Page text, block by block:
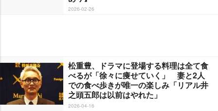
2026-02-26
松重豊、ドラマに登場する料理は全て食
べるが「徐々に痩せていく」 妻と2人
での食べ歩きが唯一の楽しみ「リアル井
之頭五郎は以前はやれた」
2026-04-16